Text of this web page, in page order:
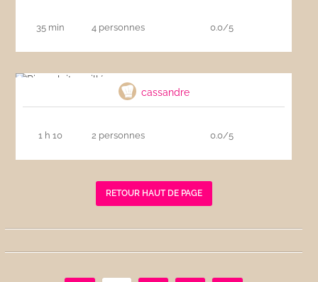
35 min 4 personnes 0.0/5
cassandre
1 h 10 2 personnes 0.0/5
RETOUR HAUT DE PAGE